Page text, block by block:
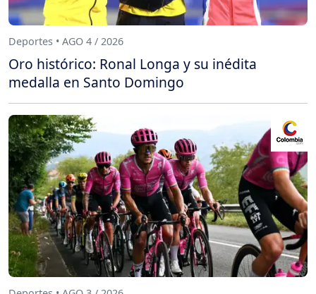
Deportes • AGO 4 / 2026
Oro histórico: Ronal Longa y su inédita
medalla en Santo Domingo